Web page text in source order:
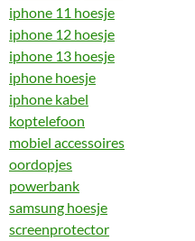
iphone 11 hoesje
iphone 12 hoesje
iphone 13 hoesje
iphone hoesje
iphone kabel
koptelefoon
mobiel accessoires
oordopjes
powerbank
samsung hoesje
screenprotector